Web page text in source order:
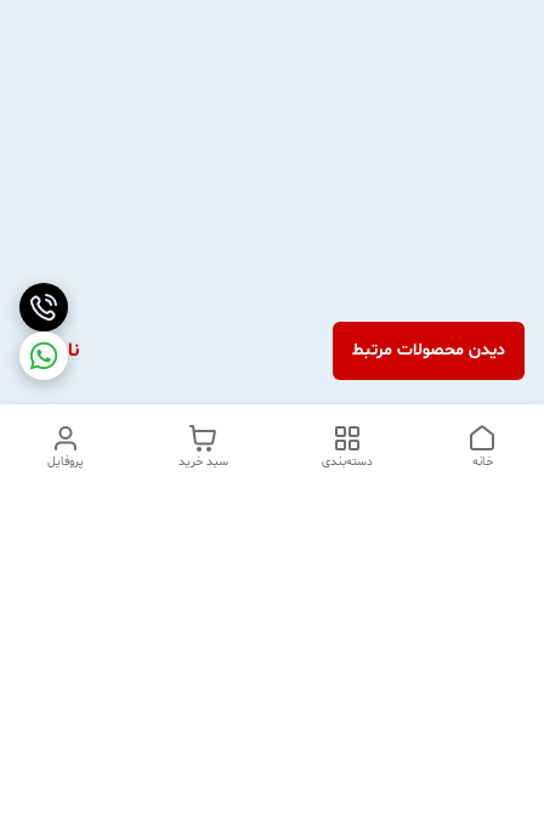
ناموجود دیدن محصولات مرتبط
پروفایل سبد خرید دسته‌بندی خانه